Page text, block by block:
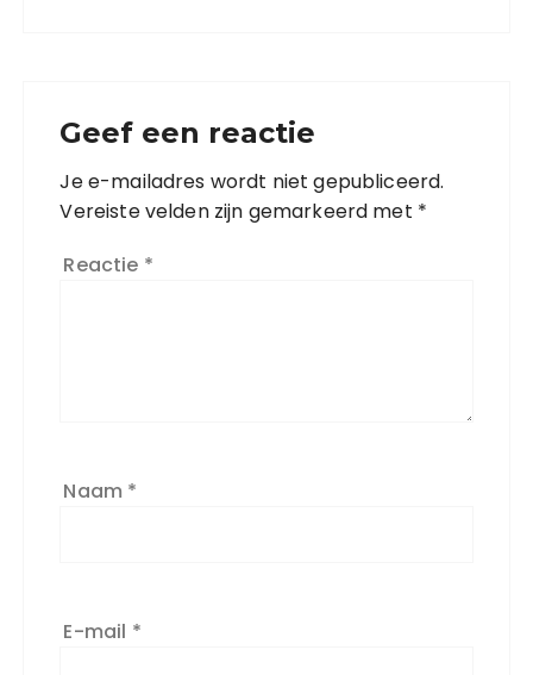
Geef een reactie
Je e-mailadres wordt niet gepubliceerd.
Vereiste velden zijn gemarkeerd met *
Reactie *
Naam *
E-mail *